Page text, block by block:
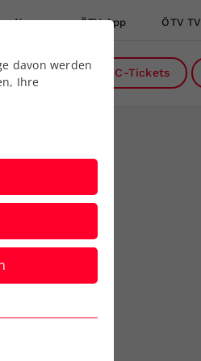
News ÖTV App ÖTV TV
DC-Tickets
davon werden
Ihre
der